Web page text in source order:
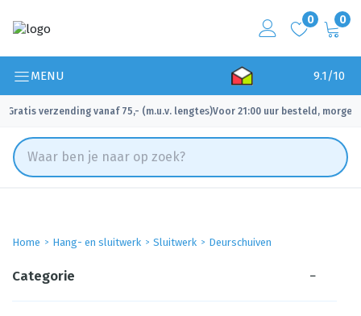
0 0
MENU 9.1/10
Gratis verzending vanaf 75,- (m.u.v. lengtes)
✓ Voor 21:00 uur besteld, morgen
Home Hang- en sluitwerk Sluitwerk Deurschuiven
Categorie −